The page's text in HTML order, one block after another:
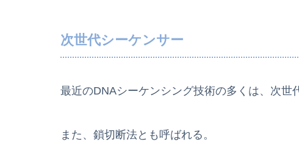
次世代シーケンサー
最近のDNAシーケンシング技術の多くは、次世
また、鎖切断法とも呼ばれる。